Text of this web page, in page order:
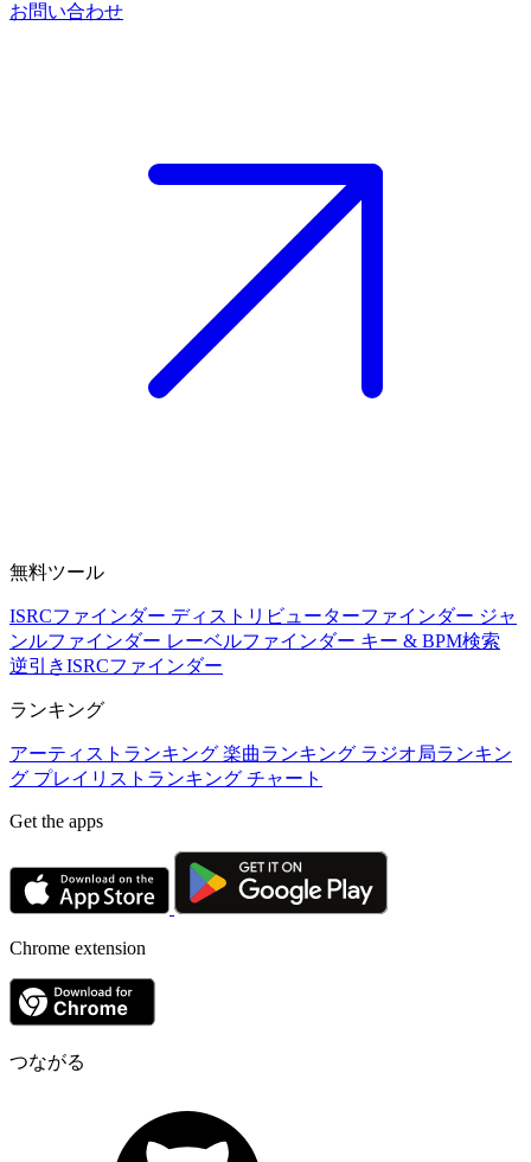
お問い合わせ
無料ツール
ISRCファインダー ディストリビューターファインダー ジャ
ンルファインダー レーベルファインダー キー & BPM検索
逆引きISRCファインダー
ランキング
アーティストランキング 楽曲ランキング ラジオ局ランキン
グ プレイリストランキング チャート
Get the apps
Chrome extension
つながる